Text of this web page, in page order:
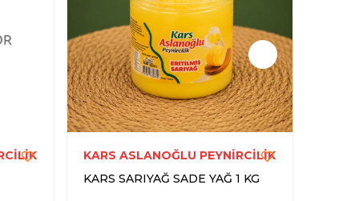
KARS ASLANOĞLU PEYNİRCİLİK
KARS SARIYAĞ SADE YAĞ 1 KG